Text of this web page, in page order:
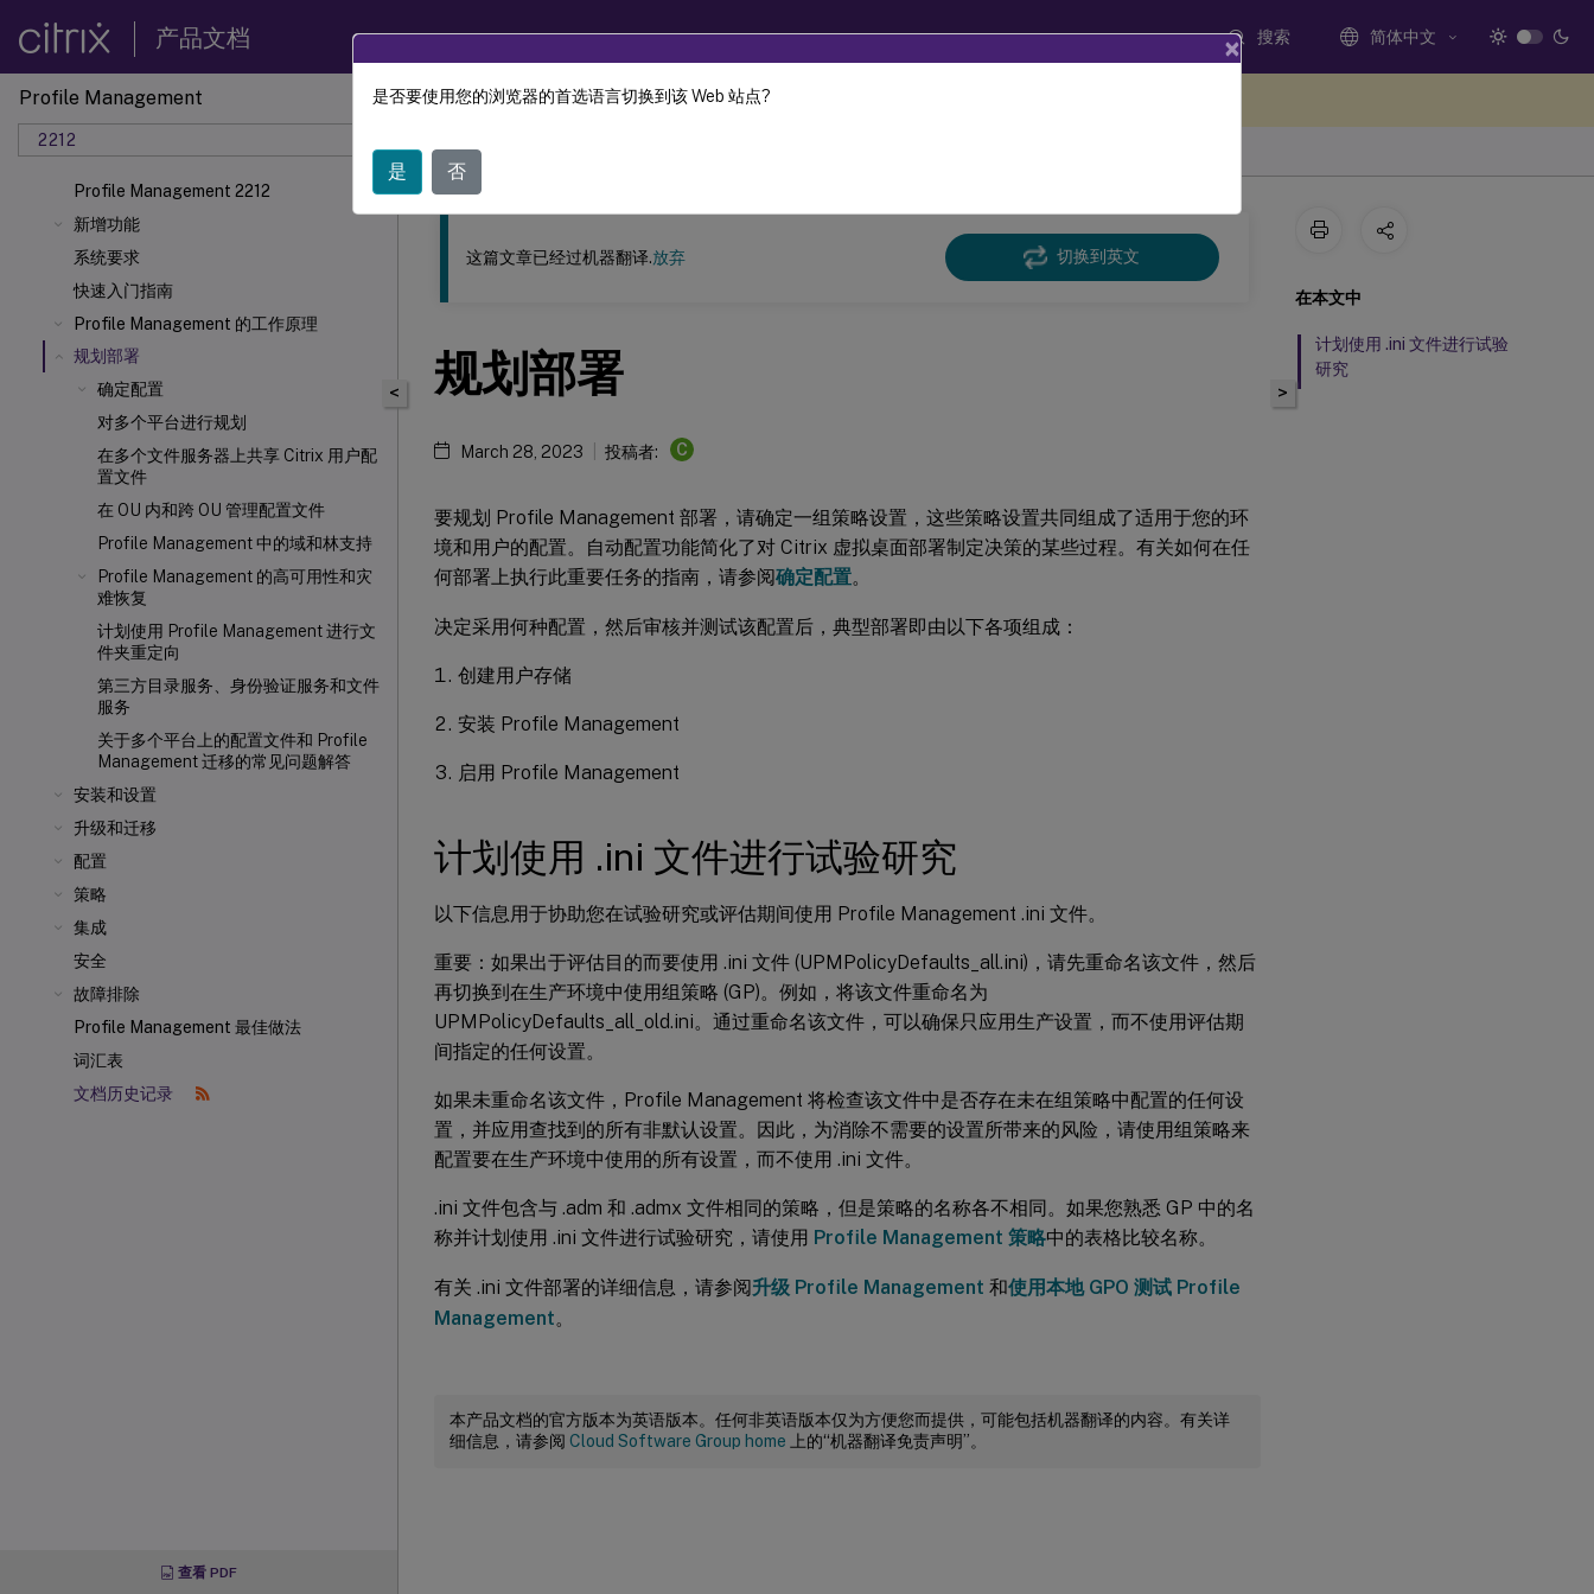
产品文档 搜索 简体中文
Profile Management
2212
Profile Management 2212
新增功能
系统要求
快速入门指南
Profile Management 的工作原理
规划部署
确定配置
对多个平台进行规划
在多个文件服务器上共享 Citrix 用户配
置文件
在 OU 内和跨 OU 管理配置文件
Profile Management 中的域和林支持
Profile Management 的高可用性和灾
难恢复
计划使用 Profile Management 进行文
件夹重定向
第三方目录服务、身份验证服务和文件
服务
关于多个平台上的配置文件和 Profile
Management 迁移的常见问题解答
安装和设置
升级和迁移
配置
策略
集成
安全
故障排除
Profile Management 最佳做法
词汇表
文档历史记录
查看 PDF
此内容已经过机器动态翻译。
<
这篇文章已经过机器翻译.放弃 切换到英文
规划部署
March 28, 2023 投稿者: C
要规划 Profile Management 部署，请确定一组策略设置，这些策略设置共同组成了适用于您的环
境和用户的配置。自动配置功能简化了对 Citrix 虚拟桌面部署制定决策的某些过程。有关如何在任
何部署上执行此重要任务的指南，请参阅确定配置。
决定采用何种配置，然后审核并测试该配置后，典型部署即由以下各项组成：
创建用户存储
安装 Profile Management
启用 Profile Management
计划使用 .ini 文件进行试验研究
以下信息用于协助您在试验研究或评估期间使用 Profile Management .ini 文件。
重要：如果出于评估目的而要使用 .ini 文件 (UPMPolicyDefaults_all.ini)，请先重命名该文件，然后
再切换到在生产环境中使用组策略 (GP)。例如，将该文件重命名为
UPMPolicyDefaults_all_old.ini。通过重命名该文件，可以确保只应用生产设置，而不使用评估期
间指定的任何设置。
如果未重命名该文件，Profile Management 将检查该文件中是否存在未在组策略中配置的任何设
置，并应用查找到的所有非默认设置。因此，为消除不需要的设置所带来的风险，请使用组策略来
配置要在生产环境中使用的所有设置，而不使用 .ini 文件。
.ini 文件包含与 .adm 和 .admx 文件相同的策略，但是策略的名称各不相同。如果您熟悉 GP 中的名
称并计划使用 .ini 文件进行试验研究，请使用 Profile Management 策略中的表格比较名称。
有关 .ini 文件部署的详细信息，请参阅升级 Profile Management 和使用本地 GPO 测试 Profile
Management。
本产品文档的官方版本为英语版本。任何非英语版本仅为方便您而提供，可能包括机器翻译的内容。有关详
细信息，请参阅 Cloud Software Group home 上的“机器翻译免责声明”。
>
在本文中
计划使用 .ini 文件进行试验
研究
×
是否要使用您的浏览器的首选语言切换到该 Web 站点?
是 否